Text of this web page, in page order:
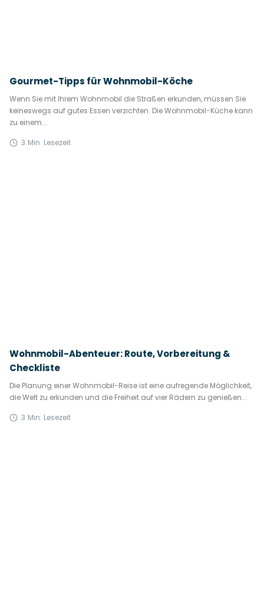
Gourmet-Tipps für Wohnmobil-Köche
Wenn Sie mit Ihrem Wohnmobil die Straßen erkunden, müssen Sie
keineswegs auf gutes Essen verzichten. Die Wohnmobil-Küche kann
zu einem...
3 Min. Lesezeit
Wohnmobil-Abenteuer: Route, Vorbereitung &
Checkliste
Die Planung einer Wohnmobil-Reise ist eine aufregende Möglichkeit,
die Welt zu erkunden und die Freiheit auf vier Rädern zu genießen...
3 Min. Lesezeit